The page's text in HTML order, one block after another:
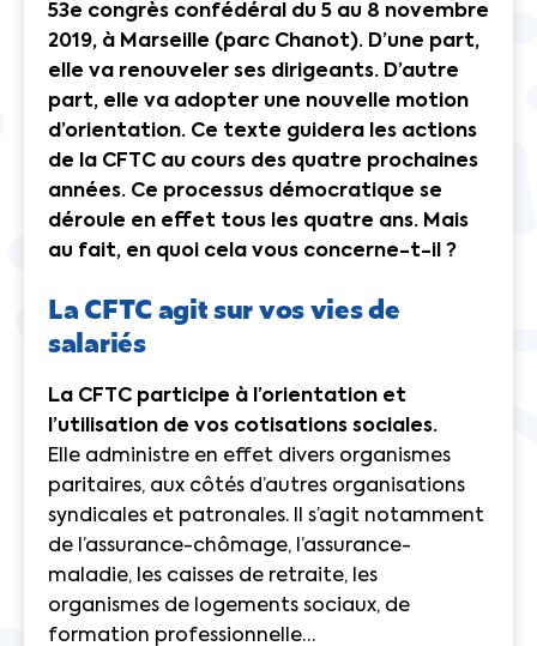
53e congrès confédéral du 5 au 8 novembre
2019, à Marseille (parc Chanot). D’une part,
elle va renouveler ses dirigeants. D’autre
part, elle va adopter une nouvelle motion
d’orientation. Ce texte guidera les actions
de la CFTC au cours des quatre prochaines
années. Ce processus démocratique se
déroule en effet tous les quatre ans. Mais
au fait, en quoi cela vous concerne-t-il ?
La CFTC agit sur vos vies de
salariés
La CFTC participe à l’orientation et
l’utilisation de vos cotisations sociales.
Elle administre en effet divers organismes
paritaires, aux côtés d’autres organisations
syndicales et patronales. Il s’agit notamment
de l’assurance-chômage, l’assurance-
maladie, les caisses de retraite, les
organismes de logements sociaux, de
formation professionnelle…